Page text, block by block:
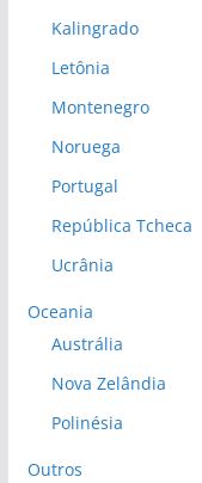
Kalingrado
Letônia
Montenegro
Noruega
Portugal
República Tcheca
Ucrânia
Oceania
Austrália
Nova Zelândia
Polinésia
Outros